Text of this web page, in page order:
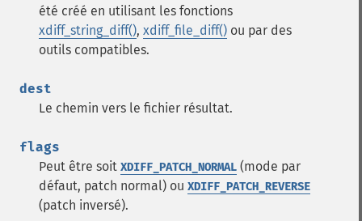
été créé en utilisant les fonctions
xdiff_string_diff(), xdiff_file_diff() ou par des
outils compatibles.
dest
Le chemin vers le fichier résultat.
flags
Peut être soit XDIFF_PATCH_NORMAL (mode par
défaut, patch normal) ou XDIFF_PATCH_REVERSE
(patch inversé).